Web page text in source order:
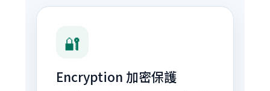
🔐
Encryption 加密保護